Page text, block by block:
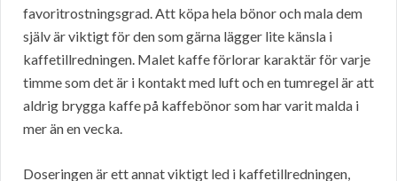
favoritrostningsgrad. Att köpa hela bönor och mala dem
själv är viktigt för den som gärna lägger lite känsla i
kaffetillredningen. Malet kaffe förlorar karaktär för varje
timme som det är i kontakt med luft och en tumregel är att
aldrig brygga kaffe på kaffebönor som har varit malda i
mer än en vecka.
Doseringen är ett annat viktigt led i kaffetillredningen,